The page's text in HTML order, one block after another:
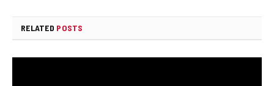
RELATED POSTS